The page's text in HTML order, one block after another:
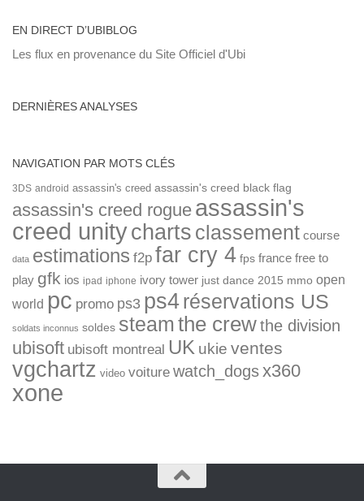
EN DIRECT D’UBIBLOG
Les flux en provenance du Site Officiel d'Ubi
DERNIÈRES ANALYSES
NAVIGATION PAR MOTS CLÉS
3DS android assassin's creed assassin's creed black flag
assassin's creed rogue assassin's
creed unitycharts classement course
data estimations f2p far cry 4 fps france free to
play gfk ios ipad iphone ivory tower just dance 2015 mmo open
world pc promo ps3 ps4réservations US
soldats inconnus soldes steamthe crewthe division
ubisoft ubisoft montreal UK ukie ventes
vgchartz video voiture watch_dogsx360
xone